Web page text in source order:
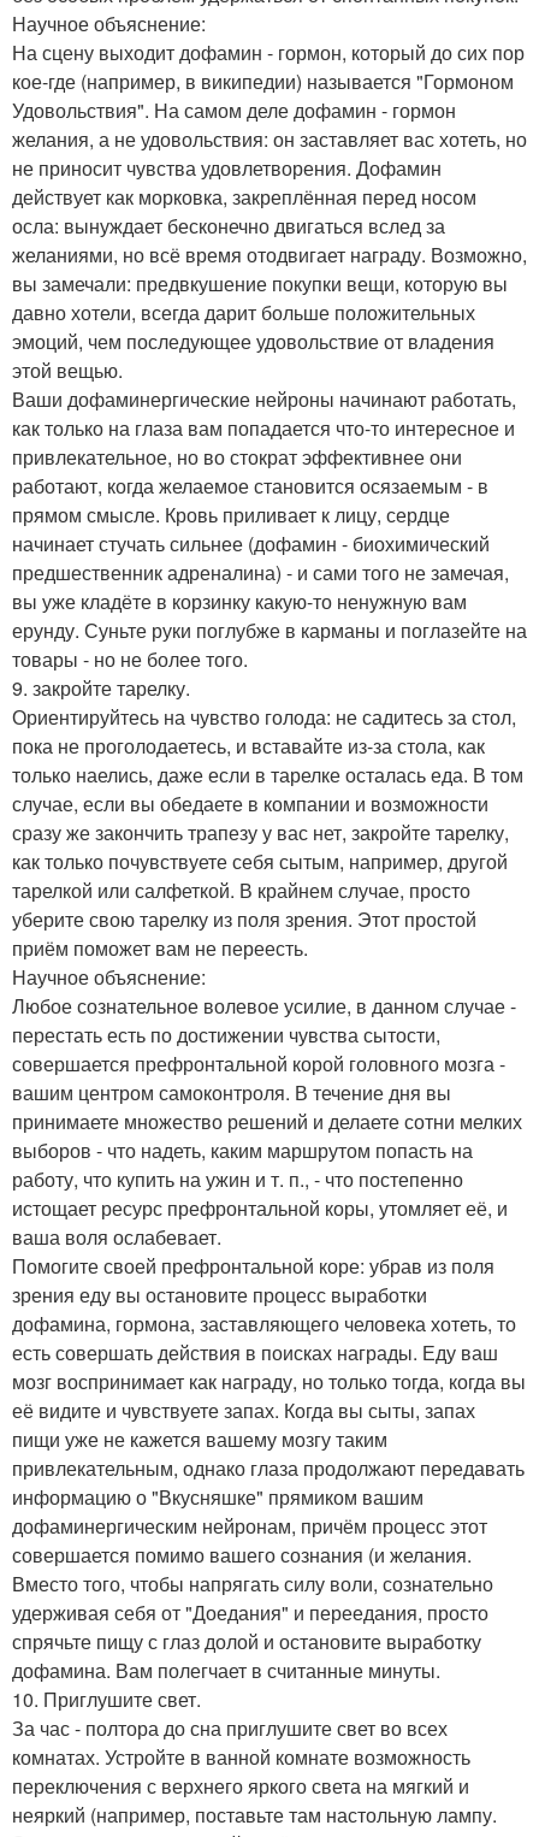
Научное объяснение:
На сцену выходит дофамин - гормон, который до сих пор
кое-где (например, в википедии) называется "Гормоном
Удовольствия". На самом деле дофамин - гормон
желания, а не удовольствия: он заставляет вас хотеть, но
не приносит чувства удовлетворения. Дофамин
действует как морковка, закреплённая перед носом
осла: вынуждает бесконечно двигаться вслед за
желаниями, но всё время отодвигает награду. Возможно,
вы замечали: предвкушение покупки вещи, которую вы
давно хотели, всегда дарит больше положительных
эмоций, чем последующее удовольствие от владения
этой вещью.
Ваши дофаминергические нейроны начинают работать,
как только на глаза вам попадается что-то интересное и
привлекательное, но во стократ эффективнее они
работают, когда желаемое становится осязаемым - в
прямом смысле. Кровь приливает к лицу, сердце
начинает стучать сильнее (дофамин - биохимический
предшественник адреналина) - и сами того не замечая,
вы уже кладёте в корзинку какую-то ненужную вам
ерунду. Суньте руки поглубже в карманы и поглазейте на
товары - но не более того.
9. закройте тарелку.
Ориентируйтесь на чувство голода: не садитесь за стол,
пока не проголодаетесь, и вставайте из-за стола, как
только наелись, даже если в тарелке осталась еда. В том
случае, если вы обедаете в компании и возможности
сразу же закончить трапезу у вас нет, закройте тарелку,
как только почувствуете себя сытым, например, другой
тарелкой или салфеткой. В крайнем случае, просто
уберите свою тарелку из поля зрения. Этот простой
приём поможет вам не переесть.
Научное объяснение:
Любое сознательное волевое усилие, в данном случае -
перестать есть по достижении чувства сытости,
совершается префронтальной корой головного мозга -
вашим центром самоконтроля. В течение дня вы
принимаете множество решений и делаете сотни мелких
выборов - что надеть, каким маршрутом попасть на
работу, что купить на ужин и т. п., - что постепенно
истощает ресурс префронтальной коры, утомляет её, и
ваша воля ослабевает.
Помогите своей префронтальной коре: убрав из поля
зрения еду вы остановите процесс выработки
дофамина, гормона, заставляющего человека хотеть, то
есть совершать действия в поисках награды. Еду ваш
мозг воспринимает как награду, но только тогда, когда вы
её видите и чувствуете запах. Когда вы сыты, запах
пищи уже не кажется вашему мозгу таким
привлекательным, однако глаза продолжают передавать
информацию о "Вкусняшке" прямиком вашим
дофаминергическим нейронам, причём процесс этот
совершается помимо вашего сознания (и желания.
Вместо того, чтобы напрягать силу воли, сознательно
удерживая себя от "Доедания" и переедания, просто
спрячьте пищу с глаз долой и остановите выработку
дофамина. Вам полегчает в считанные минуты.
10. Приглушите свет.
За час - полтора до сна приглушите свет во всех
комнатах. Устройте в ванной комнате возможность
переключения с верхнего яркого света на мягкий и
неяркий (например, поставьте там настольную лампу.